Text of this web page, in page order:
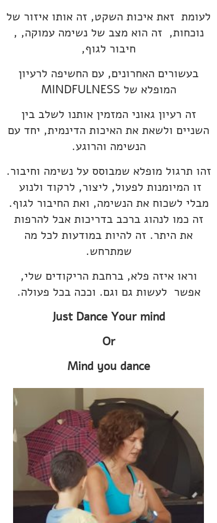
לעומת זאת איכות השקט, זה אותו איזור של
נוכחות, זה הוא מצב של נשימה עמוקה, ,
חיבור לגוף,
בעשורים האחרונים, עם החשיפה לרעיון
המופלא של MINDFULNESS
זה רעיון גאוני המזמין אותנו לשלב בין
השניים ולשאת את האיכות הדינמית, יחד עם
הנשימה והרוגע.
זהו תרגול מופלא שמבוסס על נשימה וחיבור.
זו המיומנות לפעול, ליצור, לרקוד ולנוע
מבלי לשכוח את הנשימה, ואת החיבור לגוף.
זה כמו לנהוג ברכב בדריכות אבל להרפות
את היתר. זה להיות במודעות לכל מה
שמתרחש.
וראו איזה פלא, ברחבת הריקודים שלי,
אפשר לעשות גם וגם. וככה בכל פעולה.
Just Dance Your mind
Or
Mind you dance